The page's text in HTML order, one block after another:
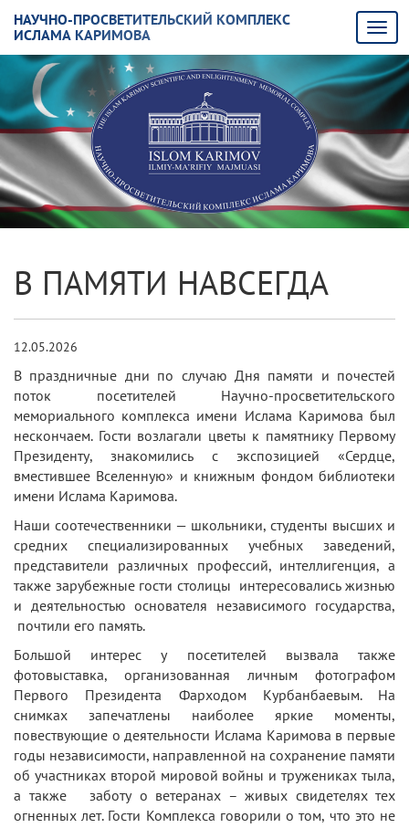
НАУЧНО-ПРОСВЕТИТЕЛЬСКИЙ КОМПЛЕКС
ИСЛАМА КАРИМОВА
В ПАМЯТИ НАВСЕГДА
12.05.2026
В праздничные дни по случаю Дня памяти и почестей
поток посетителей Научно-просветительского
мемориального комплекса имени Ислама Каримова был
нескончаем. Гости возлагали цветы к памятнику Первому
Президенту, знакомились с экспозицией «Сердце,
вместившее Вселенную» и книжным фондом библиотеки
имени Ислама Каримова.
Наши соотечественники — школьники, студенты высших и
средних специализированных учебных заведений,
представители различных профессий, интеллигенция, а
также зарубежные гости столицы интересовались жизнью
и деятельностью основателя независимого государства,
почтили его память.
Большой интерес у посетителей вызвала также
фотовыставка, организованная личным фотографом
Первого Президента Фарходом Курбанбаевым. На
снимках запечатлены наиболее яркие моменты,
повествующие о деятельности Ислама Каримова в первые
годы независимости, направленной на сохранение памяти
об участниках второй мировой войны и тружениках тыла,
а также заботу о ветеранах – живых свидетелях тех
огненных лет. Гости Комплекса говорили о том, что это не